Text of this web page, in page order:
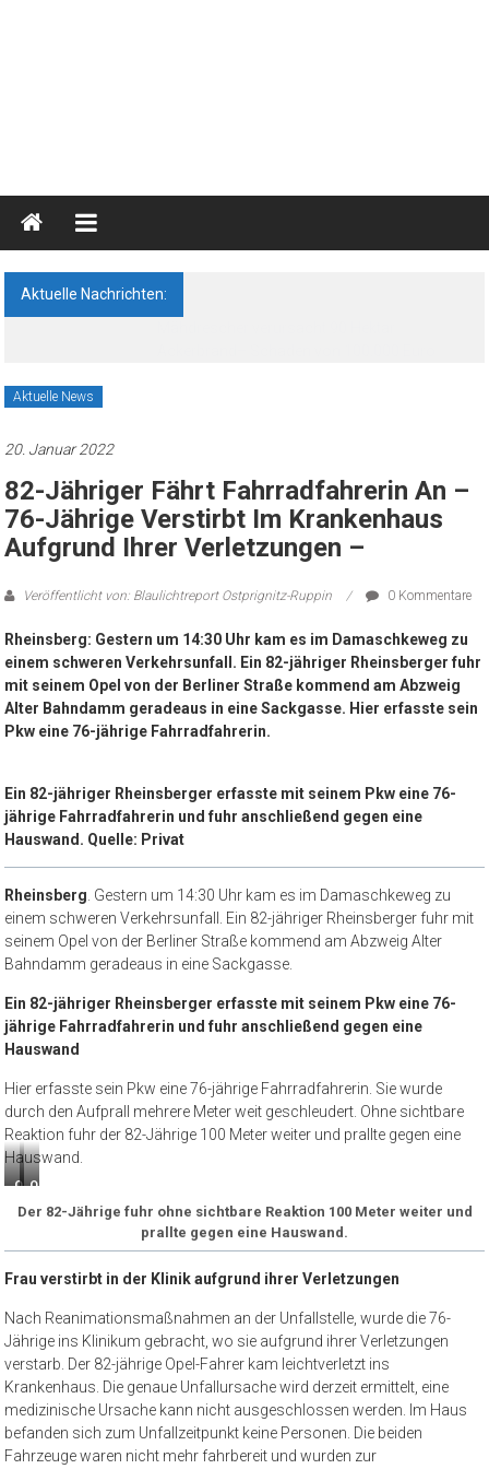
Blaulichtreport
Ostprignitz-
Ruppin
Nachrichten-
Aktuelle Nachrichten:
Aktuelle News
20. Januar 2022
82-Jähriger Fährt Fahrradfahrerin An –
76-Jährige Verstirbt Im Krankenhaus
Aufgrund Ihrer Verletzungen –
Veröffentlicht von: Blaulichtreport Ostprignitz-Ruppin 0 Kommentare
Rheinsberg: Gestern um 14:30 Uhr kam es im Damaschkeweg zu
einem schweren Verkehrsunfall. Ein 82-jähriger Rheinsberger fuhr
mit seinem Opel von der Berliner Straße kommend am Abzweig
Alter Bahndamm geradeaus in eine Sackgasse. Hier erfasste sein
Pkw eine 76-jährige Fahrradfahrerin.
Ein 82-jähriger Rheinsberger erfasste mit seinem Pkw eine 76-
jährige Fahrradfahrerin und fuhr anschließend gegen eine
Hauswand. Quelle: Privat
Rheinsberg . Gestern um 14:30 Uhr kam es im Damaschkeweg zu
einem schweren Verkehrsunfall. Ein 82-jähriger Rheinsberger fuhr mit
seinem Opel von der Berliner Straße kommend am Abzweig Alter
Bahndamm geradeaus in eine Sackgasse.
Ein 82-jähriger Rheinsberger erfasste mit seinem Pkw eine 76-
jährige Fahrradfahrerin und fuhr anschließend gegen eine
Hauswand
Hier erfasste sein Pkw eine 76-jährige Fahrradfahrerin. Sie wurde
durch den Aufprall mehrere Meter weit geschleudert. Ohne sichtbare
Reaktion fuhr der 82-Jährige 100 Meter weiter und prallte gegen eine
Hauswand.
Quelle:Quelle:
Der 82-Jährige fuhr ohne sichtbare Reaktion 100 Meter weiter und
prallte gegen eine Hauswand.
Frau verstirbt in der Klinik aufgrund ihrer Verletzungen
Nach Reanimationsmaßnahmen an der Unfallstelle, wurde die 76-
Jährige ins Klinikum gebracht, wo sie aufgrund ihrer Verletzungen
verstarb. Der 82-jährige Opel-Fahrer kam leichtverletzt ins
Krankenhaus. Die genaue Unfallursache wird derzeit ermittelt, eine
medizinische Ursache kann nicht ausgeschlossen werden. Im Haus
befanden sich zum Unfallzeitpunkt keine Personen. Die beiden
Fahrzeuge waren nicht mehr fahrbereit und wurden zur